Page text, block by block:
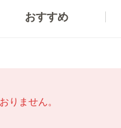
おすすめ
りません。